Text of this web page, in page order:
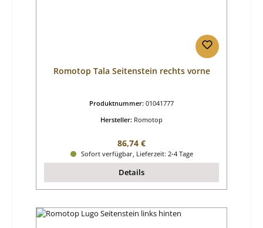
Romotop Tala Seitenstein rechts vorne
Produktnummer: 01041777
Hersteller: Romotop
Regulärer Preis:
86,74 €
Sofort verfügbar, Lieferzeit: 2-4 Tage
Details